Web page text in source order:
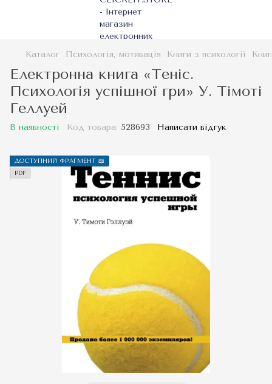
Каталог Психологія, мотивація Книги з психології
Електронна книга «Теніс.
Психологія успішної гри» У. Тімоті
Геллуей
В наявності Код товара: 528693 Написати відгук
ДОСТУПНИЙ ФРАГМЕНТ 📖
PDF